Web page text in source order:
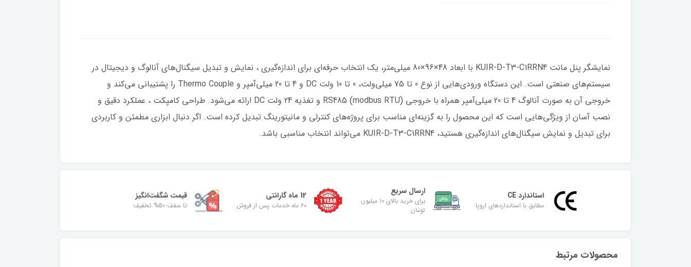
نمایشگر پنل مانت KUIR-D-T3-C1RRN4 با ابعاد 48×96×80 میلی‌متر، یک انتخاب حرفه‌ای برای اندازه‌گیری ، نمایش و تبدیل سیگنال‌های آنالوگ و دیجیتال در
سیستم‌های صنعتی است. این دستگاه ورودی‌هایی از نوع 0 تا 75 میلی‌ولت، 0 تا 10 ولت DC و 4 تا 20 میلی‌آمپر و Thermo Couple را پشتیبانی می‌کند و
خروجی آن به صورت آنالوگ 4 تا 20 میلی‌آمپر همراه با خروجی RS485 (modbus RTU) و تغذیه 24 ولت DC ارائه می‌شود. طراحی کامپکت ، عملکرد دقیق و
نصب آسان از ویژگی‌هایی است که این محصول را به گزینه‌ای مناسب برای پروژه‌های کنترلی و مانیتورینگ تبدیل کرده است. اگر دنبال ابزاری مطمئن و کاربردی
برای تبدیل و نمایش سیگنال‌های اندازه‌گیری هستید، KUIR-D-T3-C1RRN4 می‌تواند انتخاب مناسبی باشد.
استاندارد CE
مطابق با استانداردهای اروپا
ارسال سریع
برای خرید بالای 10 میلیون
تومان
12 ماه گارانتی
۶۰ ماه خدمات پس از فروش
قیمت شگفت‌انگیز
تا سقف 50% تخفیف
محصولات مرتبط